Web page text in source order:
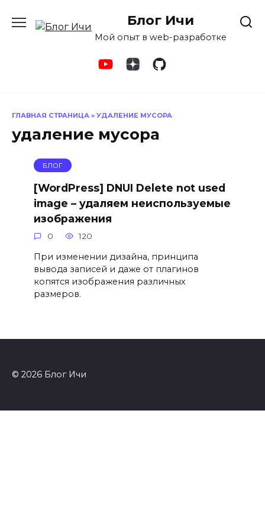
содержанию
Блог Ичи
Мой опыт в web-разработке
ГЛАВНАЯ СТРАНИЦА » УДАЛЕНИЕ МУСОРА
удаление мусора
БЛОГ
[WordPress] DNUI Delete not used
image – удаляем неиспользуемые
изображения
0 120
При изменении дизайна, принципа
вывода записей и даже от плагинов
копятся изображения различных
размеров.
© 2026 Блог Ичи